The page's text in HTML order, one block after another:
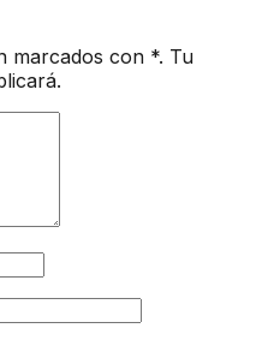
marcados con *. Tu